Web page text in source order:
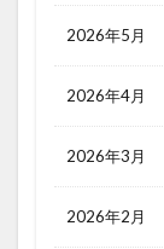
2026年5月
2026年4月
2026年3月
2026年2月